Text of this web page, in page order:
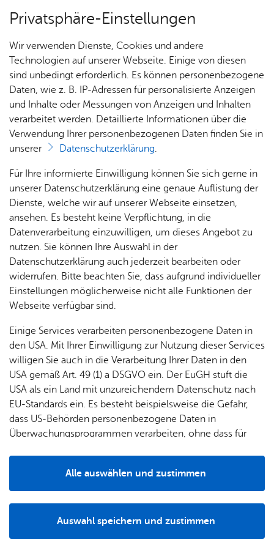
Heute
Orte
Brot & Brü­der – Back­stu­be
Kloos GmbH
Alle Ver­an­stal­tun­gen an die­sem Ver­an­stal­tungs­ort
Es wur­den keine Ver­an­stal­tun­gen ge­fun­den.
Brot & Brü­der – Back­stu­be Kloos GmbH
Sto­cker­holz­stra­ße 1
88048Fried­richs­ha­fen
Zur Web­site
Zu Face­book
Rou­ten­pla­ner star­ten
Alle Standorte anzeigen
Privatsphäre-Einstellungen
Wir verwenden Dienste, Cookies und andere
Technologien auf unserer Webseite. Einige von diesen
sind unbedingt erforderlich. Es können personenbezogene
Daten, wie z. B. IP-Adressen für personalisierte Anzeigen
und Inhalte oder Messungen von Anzeigen und Inhalten
verarbeitet werden. Detaillierte Informationen über die
Verwendung Ihrer personenbezogenen Daten finden Sie in
unserer
Datenschutzerklärung.
Für Ihre informierte Einwilligung können Sie sich gerne in
unserer Datenschutzerklärung eine genaue Auflistung der
Dienste, welche wir auf unserer Webseite einsetzen,
ansehen. Es besteht keine Verpflichtung, in die
Datenverarbeitung einzuwilligen, um dieses Angebot zu
nutzen. Sie können Ihre Auswahl in der
Datenschutzerklärung auch jederzeit bearbeiten oder
widerrufen. Bitte beachten Sie, dass aufgrund individueller
Einstellungen möglicherweise nicht alle Funktionen der
Webseite verfügbar sind.
Einige Services verarbeiten personenbezogene Daten in
den USA. Mit Ihrer Einwilligung zur Nutzung dieser Services
willigen Sie auch in die Verarbeitung Ihrer Daten in den
USA gemäß Art. 49 (1) a DSGVO ein. Der EuGH stuft die
USA als ein Land mit unzureichendem Datenschutz nach
EU-Standards ein. Es besteht beispielsweise die Gefahr,
dass US-Behörden personenbezogene Daten in
Überwachungsprogrammen verarbeiten, ohne dass für
Auswahl speichern und zustimmen
Alle auswählen und zustimmen